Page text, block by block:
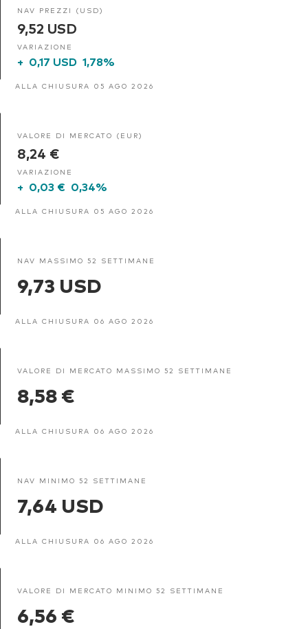
NAV PREZZI (USD)
9,52 USD
VARIAZIONE
+ 0,17 USD 1,78%
ALLA CHIUSURA 05 AGO 2026
VALORE DI MERCATO (EUR)
8,24 €
VARIAZIONE
+ 0,03 € 0,34%
ALLA CHIUSURA 05 AGO 2026
NAV MASSIMO 52 SETTIMANE
9,73 USD
ALLA CHIUSURA 06 AGO 2026
VALORE DI MERCATO MASSIMO 52 SETTIMANE
8,58 €
ALLA CHIUSURA 06 AGO 2026
NAV MINIMO 52 SETTIMANE
7,64 USD
ALLA CHIUSURA 06 AGO 2026
VALORE DI MERCATO MINIMO 52 SETTIMANE
6,56 €